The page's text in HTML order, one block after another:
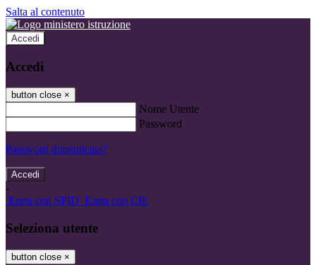
Salta al contenuto
Accedi
Accedi
button close ×
Nome Utente
Password
Password dimenticata?
-
Entra con SPID Entra con CIE
Seleziona utente
button close ×